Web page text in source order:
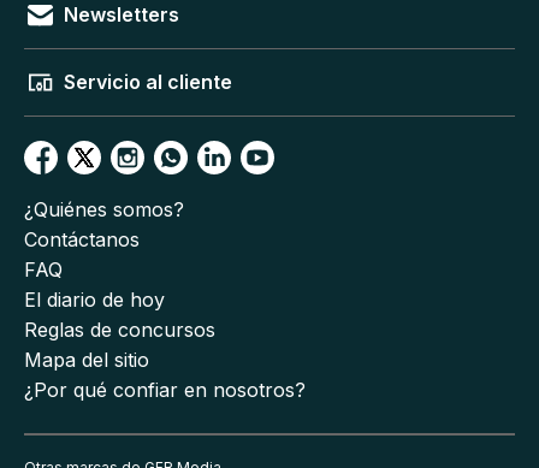
Newsletters
Servicio al cliente
¿Quiénes somos?
Contáctanos
FAQ
El diario de hoy
Reglas de concursos
Mapa del sitio
¿Por qué confiar en nosotros?